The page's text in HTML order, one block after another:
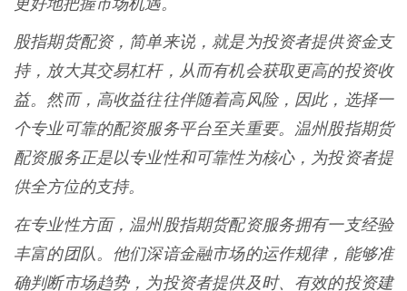
更好地把握市场机遇。
股指期货配资，简单来说，就是为投资者提供资金支
持，放大其交易杠杆，从而有机会获取更高的投资收
益。然而，高收益往往伴随着高风险，因此，选择一
个专业可靠的配资服务平台至关重要。温州股指期货
配资服务正是以专业性和可靠性为核心，为投资者提
供全方位的支持。
在专业性方面，温州股指期货配资服务拥有一支经验
丰富的团队。他们深谙金融市场的运作规律，能够准
确判断市场趋势，为投资者提供及时、有效的投资建